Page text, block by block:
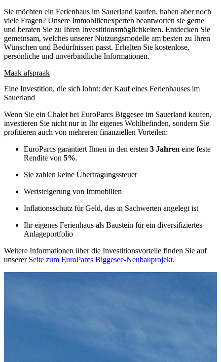
Sie möchten ein Ferienhaus im Sauerland kaufen, haben aber noch
viele Fragen? Unsere Immobilienexperten beantworten sie gerne
und beraten Sie zu Ihren Investitionsmöglichkeiten. Entdecken Sie
gemeinsam, welches unserer Nutzungsmodelle am besten zu Ihren
Wünschen und Bedürfnissen passt. Erhalten Sie kostenlose,
persönliche und unverbindliche Informationen.
Maak afspraak
Eine Investition, die sich lohnt: der Kauf eines Ferienhauses im
Sauerland
Wenn Sie ein Chalet bei EuroParcs Biggesee im Sauerland kaufen,
investieren Sie nicht nur in Ihr eigenes Wohlbefinden, sondern Sie
profitieren auch von mehreren finanziellen Vorteilen:
EuroParcs garantiert Ihnen in den ersten 3 Jahren eine feste
Rendite von 5%.
Sie zahlen keine Übertragungssteuer
Wertsteigerung von Immobilien
Inflationsschutz für Geld, das in Sachwerten angelegt ist
Ihr eigenes Ferienhaus als Baustein für ein diversifiziertes
Anlageportfolio
Weitere Informationen über die Investitionsvorteile finden Sie auf
unserer Seite zum EuroParcs Biggesee-Neubauprojekt.